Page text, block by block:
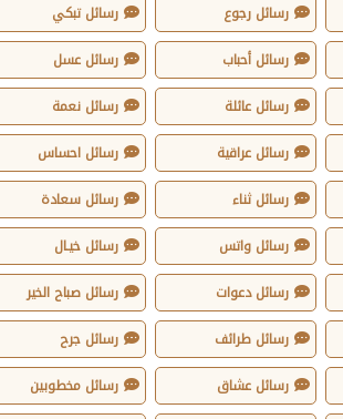
رسائل رجوع رسائل تبكي
رسائل أحباب رسائل عسل
رسائل عائلة رسائل نعمة
رسائل عراقية رسائل احساس
رسائل ثناء رسائل سعادة
رسائل واتس رسائل خيـال
رسائل دعوات رسائل صباح الخير
رسائل طرائف رسائل جرح
رسائل عشاق رسائل مخطوبين